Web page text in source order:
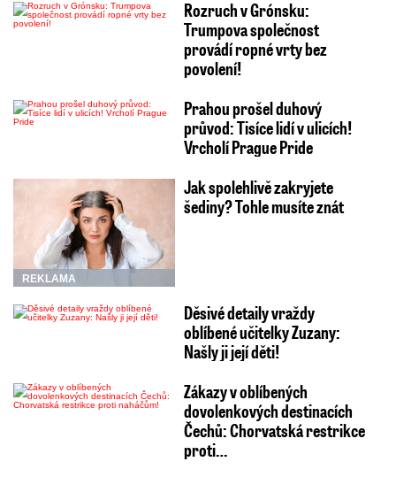
Rozruch v Grónsku:
Trumpova společnost
provádí ropné vrty bez
povolení!
Prahou prošel duhový
průvod: Tisíce lidí v ulicích!
Vrcholí Prague Pride
REKLAMA
Jak spolehlivě zakryjete
šediny? Tohle musíte znát
Děsivé detaily vraždy
oblíbené učitelky Zuzany:
Našly ji její děti!
Zákazy v oblíbených
dovolenkových destinacích
Čechů: Chorvatská restrikce
proti…